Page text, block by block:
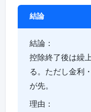
結論
結論：
控除終了後は繰
る。ただし金利
が先。
理由：